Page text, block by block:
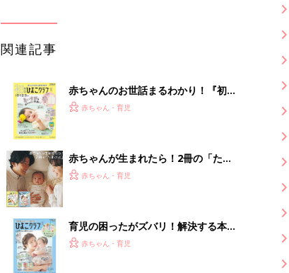
関連記事
赤ちゃんのお世話まるわかり！『初め
てのひよこクラブ 夏号』〈巻頭大特
赤ちゃん・育児
赤ちゃんが生まれたら！2冊の「たま
ひよ」
赤ちゃん・育児
育児の困ったがズバリ！解決する本
『ひよこクラブ 秋号』 4カ月～2才
赤ちゃん・育児